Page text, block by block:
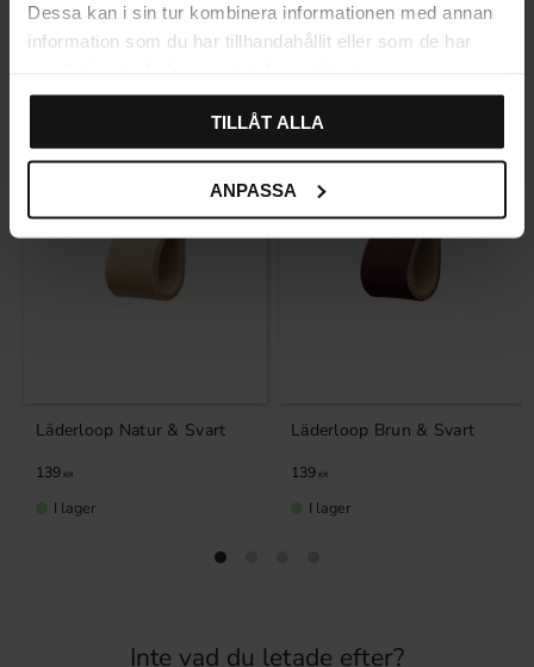
Dessa kan i sin tur kombinera informationen med annan
information som du har tillhandahållit eller som de har
TILLÅT ALLA
ANPASSA
Relaterade produkter
Läderloop Natur & Svart
139KR
I lager
Läderloop Brun & Svart
139KR
I lager
Inte vad du letade efter?